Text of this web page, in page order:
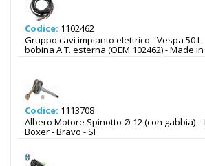
Codice: 1102462
Gruppo cavi impianto elettrico - Vespa 50 L -
bobina A.T. esterna (OEM 102462) - Made
Codice: 1113708
Albero Motore Spinotto Ø 12 (con gabbia) –
Boxer - Bravo - SI